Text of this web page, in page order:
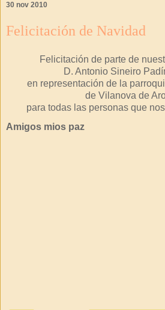
30 nov 2010
Felicitación de Navidad
Felicitación de parte de
D. Antonio Sineiro
en representación de la
de Vilanova de
para todas las personas que
Amigos mios paz